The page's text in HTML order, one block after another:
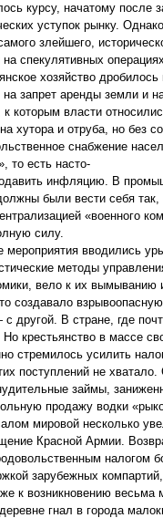
курсу, начатому после
уступок рынку.
злейшего,
спекулятивных
хозяйство
запрет аренды земли и
которым власти
хутора и отруба, но без
снабжение
то есть насто-
инфляцию. В
были вести себя
«военного
силу.
мероприятия вводились
методы
вело к их вымыванию
создавало
другой. В стране, где
крестьянство в массе
стремилось усилить
поступлений не
займы,
продажу водки
мировой несколько
Красной Армии.
налогом
зарубежных
к возникновению весьма
гнал в города